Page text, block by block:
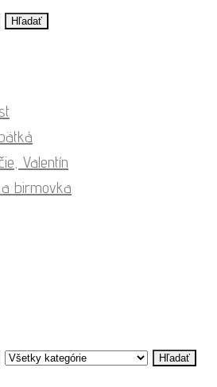
Hľadať
Valentín
a birmovka
Hľadať